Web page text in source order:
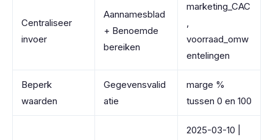
Centraliseer
invoer
Aannamesblad
+ Benoemde
bereiken
marketing_CAC
,
voorraad_omw
entelingen
Beperk
waarden
Gegevensvalid
atie
marge %
tussen 0 en 100
2025-03-10 |